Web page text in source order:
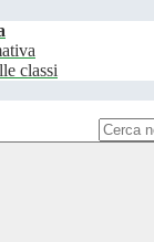
classi